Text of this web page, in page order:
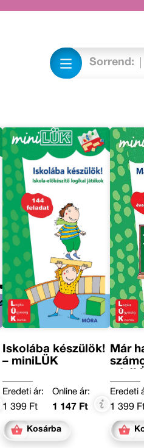
Sorrend:
Iskolába készülök!
– miniLÜK
Eredeti ár:
1 399 Ft
Online ár:
1 147 Ft
Kosárba
Már
Eredeti
1 399